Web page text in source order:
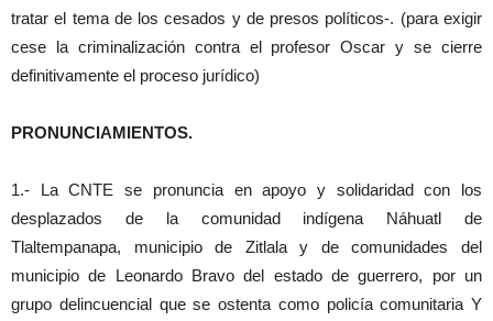
tratar el tema de los cesados y de presos políticos-. (para exigir
cese la criminalización contra el profesor Oscar y se cierre
definitivamente el proceso jurídico)
PRONUNCIAMIENTOS.
1.- La CNTE se pronuncia en apoyo y solidaridad con los
desplazados de la comunidad indígena Náhuatl de
Tlaltempanapa, municipio de Zitlala y de comunidades del
municipio de Leonardo Bravo del estado de guerrero, por un
grupo delincuencial que se ostenta como policía comunitaria Y